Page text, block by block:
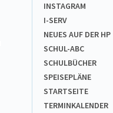
INSTAGRAM
I-SERV
NEUES AUF DER HP
SCHUL-ABC
SCHULBÜCHER
SPEISEPLÄNE
STARTSEITE
TERMINKALENDER